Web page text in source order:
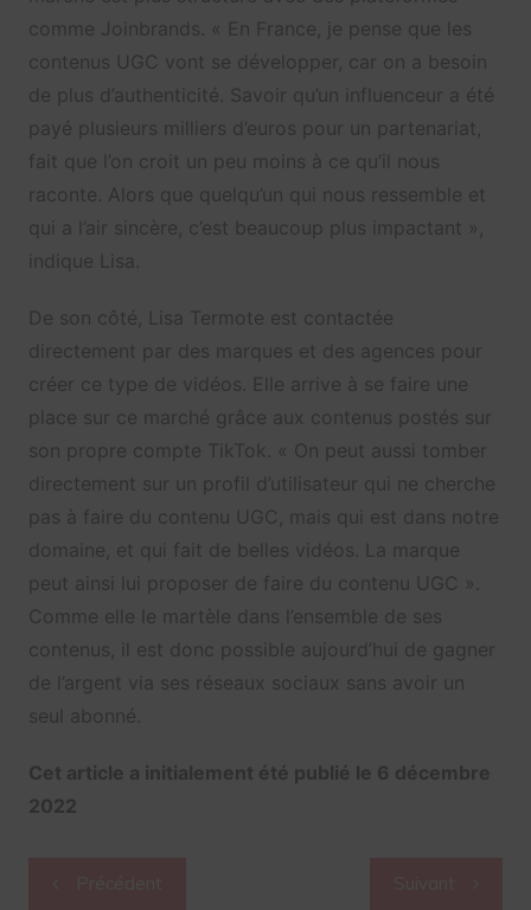
comme Joinbrands. « En France, je pense que les
contenus UGC vont se développer, car on a besoin
de plus d’authenticité. Savoir qu’un influenceur a été
payé plusieurs milliers d’euros pour un partenariat,
fait que l’on croit un peu moins à ce qu’il nous
raconte. Alors que quelqu’un qui nous ressemble et
qui a l’air sincère, c’est beaucoup plus impactant »,
indique Lisa.
De son côté, Lisa Termote est contactée
directement par des marques et des agences pour
créer ce type de vidéos. Elle arrive à se faire une
place sur ce marché grâce aux contenus postés sur
son propre compte TikTok. « On peut aussi tomber
directement sur un profil d’utilisateur qui ne cherche
pas à faire du contenu UGC, mais qui est dans notre
domaine, et qui fait de belles vidéos. La marque
peut ainsi lui proposer de faire du contenu UGC ».
Comme elle le martèle dans l’ensemble de ses
contenus, il est donc possible aujourd’hui de gagner
de l’argent via ses réseaux sociaux sans avoir un
seul abonné.
Cet article a initialement été publié le 6 décembre
2022